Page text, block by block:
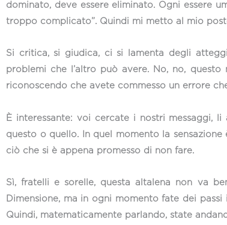
dominato, deve essere eliminato. Ogni essere
troppo complicato”. Quindi mi metto al mio
Si critica, si giudica, ci si lamenta degli
problemi che l’altro può avere. No, no,
riconoscendo che avete commesso un errore
È interessante: voi cercate i nostri messaggi,
questo o quello. In quel momento la
ciò che si è appena promesso di non fare.
Sì, fratelli e sorelle, questa altalena non va
Dimensione, ma in ogni momento fate dei
Quindi, matematicamente parlando, state